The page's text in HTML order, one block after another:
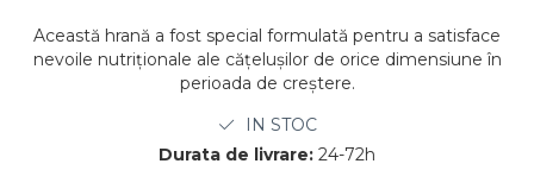
Această hrană a fost special formulată pentru a satisface
nevoile nutriționale ale cățelușilor de orice dimensiune în
perioada de creștere.
IN STOC
Durata de livrare: 24-72h